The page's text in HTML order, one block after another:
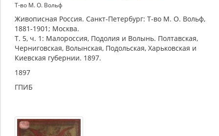
Т-во М. О. Вольф
Живописная Россия. Санкт-Петербург: Т-во М. О. Вольф,
1881-1901; Москва.
Т. 5, ч. 1: Малороссия, Подолия и Волынь. Полтавская,
Черниговская, Волынская, Подольская, Харьковская и
Киевская губернии. 1897.
1897
ГПИБ